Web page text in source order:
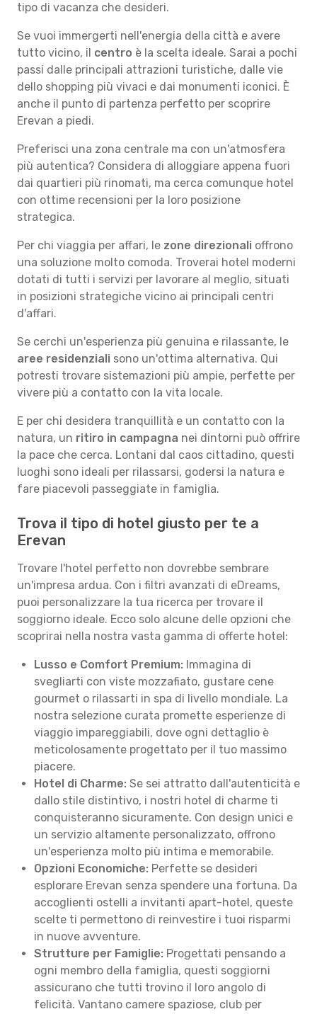
tipo di vacanza che desideri.
Se vuoi immergerti nell'energia della città e avere
tutto vicino, il centro è la scelta ideale. Sarai a pochi
passi dalle principali attrazioni turistiche, dalle vie
dello shopping più vivaci e dai monumenti iconici. È
anche il punto di partenza perfetto per scoprire
Erevan a piedi.
Preferisci una zona centrale ma con un'atmosfera
più autentica? Considera di alloggiare appena fuori
dai quartieri più rinomati, ma cerca comunque hotel
con ottime recensioni per la loro posizione
strategica.
Per chi viaggia per affari, le zone direzionali offrono
una soluzione molto comoda. Troverai hotel moderni
dotati di tutti i servizi per lavorare al meglio, situati
in posizioni strategiche vicino ai principali centri
d'affari.
Se cerchi un'esperienza più genuina e rilassante, le
aree residenziali sono un'ottima alternativa. Qui
potresti trovare sistemazioni più ampie, perfette per
vivere più a contatto con la vita locale.
E per chi desidera tranquillità e un contatto con la
natura, un ritiro in campagna nei dintorni può offrire
la pace che cerca. Lontani dal caos cittadino, questi
luoghi sono ideali per rilassarsi, godersi la natura e
fare piacevoli passeggiate in famiglia.
Trova il tipo di hotel giusto per te a
Erevan
Trovare l'hotel perfetto non dovrebbe sembrare
un'impresa ardua. Con i filtri avanzati di eDreams,
puoi personalizzare la tua ricerca per trovare il
soggiorno ideale. Ecco solo alcune delle opzioni che
scoprirai nella nostra vasta gamma di offerte hotel:
Lusso e Comfort Premium: Immagina di
svegliarti con viste mozzafiato, gustare cene
gourmet o rilassarti in spa di livello mondiale. La
nostra selezione curata promette esperienze di
viaggio impareggiabili, dove ogni dettaglio è
meticolosamente progettato per il tuo massimo
piacere.
Hotel di Charme: Se sei attratto dall'autenticità e
dallo stile distintivo, i nostri hotel di charme ti
conquisteranno sicuramente. Con design unici e
un servizio altamente personalizzato, offrono
un'esperienza molto più intima e memorabile.
Opzioni Economiche: Perfette se desideri
esplorare Erevan senza spendere una fortuna. Da
accoglienti ostelli a invitanti apart-hotel, queste
scelte ti permettono di reinvestire i tuoi risparmi
in nuove avventure.
Strutture per Famiglie: Progettati pensando a
ogni membro della famiglia, questi soggiorni
assicurano che tutti trovino il loro angolo di
felicità. Vantano camere spaziose, club per